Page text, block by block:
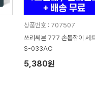
상품번호 : 707507
쓰리쎄븐 777 손톱깎이 세
S-033AC
5,380원